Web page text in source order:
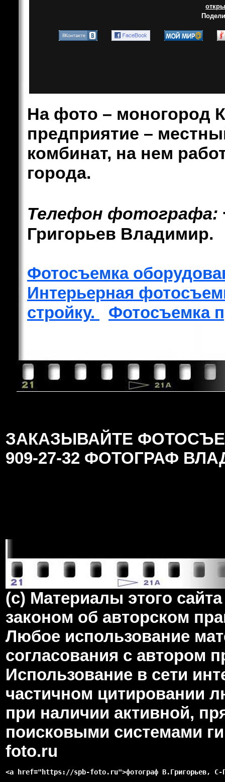
На фото – моногород
предприятие –
комбинат, на нем
города.
Телефон фотографа:
Григорьев Владимир.
Фотосъемка
Интерьерная
стройку.
Фотосъемка
ЗАКАЗЫВАЙТЕ
909-27-32 ФОТОГРАФ
(c) Материалы этого
законом об авторском
Любое использование
согласования с автором
Использование в сети
частичном цитировании
при наличии активной,
поисковыми системами
foto.ru
<a href="https://spb-foto.ru">фотограф В.Григорьев, С-